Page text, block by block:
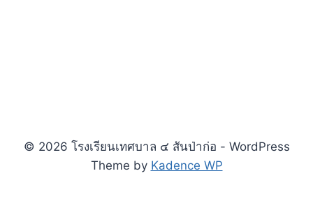
© 2026 โรงเรียนเทศบาล ๔ สันป่าก่อ - WordPress
Theme by Kadence WP